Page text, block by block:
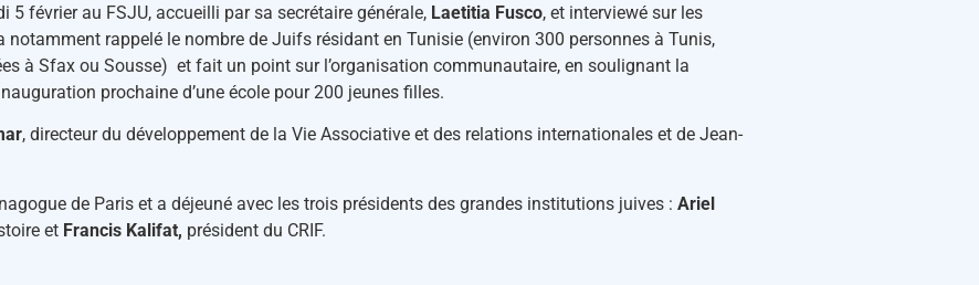
5 février au FSJU, accueilli par sa secrétaire générale, Laetitia Fusco, et interviewé sur les
notamment rappelé le nombre de Juifs résidant en Tunisie (environ 300 personnes à Tunis,
à Sfax ou Sousse) et fait un point sur l’organisation communautaire, en soulignant la
prochaine d’une école pour 200 jeunes filles.
, directeur du développement de la Vie Associative et des relations internationales et de Jean-
de Paris et a déjeuné avec les trois présidents des grandes institutions juives : Ariel
et Francis Kalifat, président du CRIF.